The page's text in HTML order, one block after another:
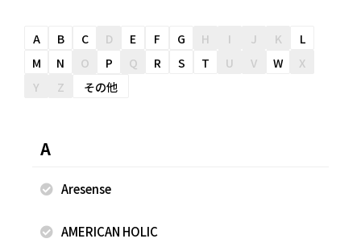
友だち追加
透け感が可愛いシャツ！ ゆったりシルエットで着やすいです
着用商品
A B C D E F G H I J K
L
M
N O P Q R S T U V W
X
Y
Z その他
A
Aresense
AMERICAN HOLIC